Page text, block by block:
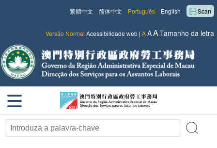
Scan
English
Português
简体中文
繁體中文
Versão Normal Acessibilidade web | AAATamanho da letra